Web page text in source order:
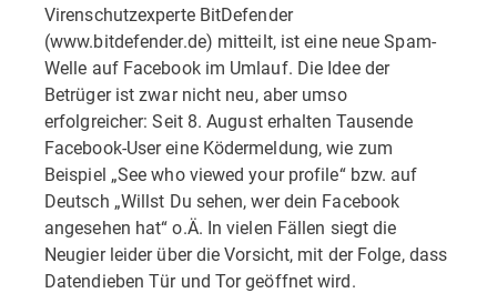
Virenschutzexperte BitDefender
(www.bitdefender.de) mitteilt, ist eine neue Spam-
Welle auf Facebook im Umlauf. Die Idee der
Betrüger ist zwar nicht neu, aber umso
erfolgreicher: Seit 8. August erhalten Tausende
Facebook-User eine Ködermeldung, wie zum
Beispiel „See who viewed your profile“ bzw. auf
Deutsch „Willst Du sehen, wer dein Facebook
angesehen hat“ o.Ä. In vielen Fällen siegt die
Neugier leider über die Vorsicht, mit der Folge, dass
Datendieben Tür und Tor geöffnet wird.